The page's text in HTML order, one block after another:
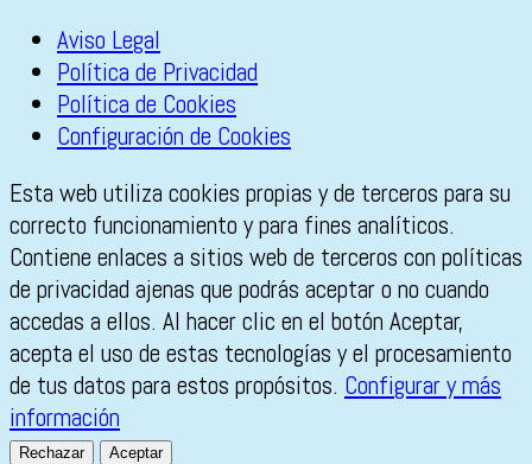
Aviso Legal
Política de Privacidad
Política de Cookies
Configuración de Cookies
Esta web utiliza cookies propias y de terceros para su
correcto funcionamiento y para fines analíticos.
Contiene enlaces a sitios web de terceros con políticas
de privacidad ajenas que podrás aceptar o no cuando
accedas a ellos. Al hacer clic en el botón Aceptar,
acepta el uso de estas tecnologías y el procesamiento
de tus datos para estos propósitos. Configurar y más
información
Rechazar Aceptar